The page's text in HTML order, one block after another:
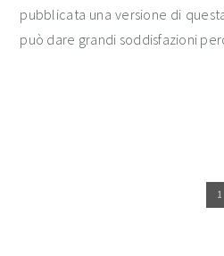
pubblicata una versione di
può dare grandi soddisfazioni
1